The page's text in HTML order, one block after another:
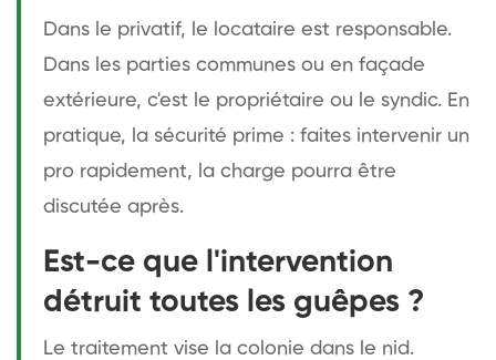
Dans le privatif, le locataire est responsable.
Dans les parties communes ou en façade
extérieure, c'est le propriétaire ou le syndic. En
pratique, la sécurité prime : faites intervenir un
pro rapidement, la charge pourra être
discutée après.
Est-ce que l'intervention
détruit toutes les guêpes ?
Le traitement vise la colonie dans le nid.